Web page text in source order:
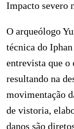
Impacto severo
O arqueólogo
técnica do
entrevista que o
resultando na
movimentação
de vistoria,
danos são